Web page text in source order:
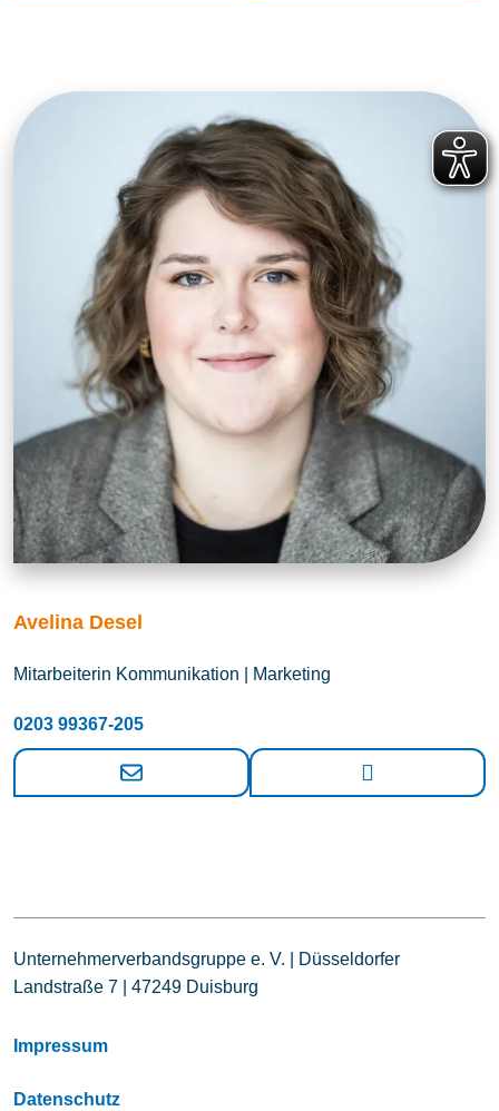
Avelina Desel
Mitarbeiterin Kommunikation | Marketing
0203 99367-205
Unternehmerverbandsgruppe e. V. | Düsseldorfer
Landstraße 7 | 47249 Duisburg
Impressum
Datenschutz